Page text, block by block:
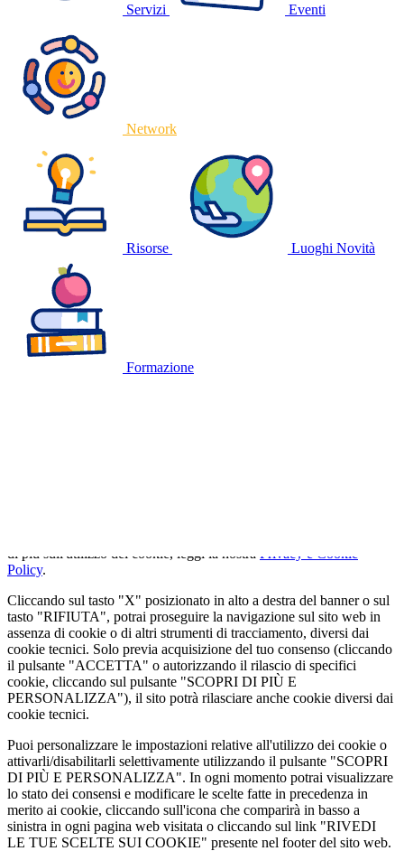
Servizi Eventi
Network
Risorse Luoghi Novità
Formazione
di più sull'utilizzo dei cookie, leggi la nostra Privacy e Cookie
Policy.
Cliccando sul tasto "X" posizionato in alto a destra del banner o sul
tasto "RIFIUTA", potrai proseguire la navigazione sul sito web in
assenza di cookie o di altri strumenti di tracciamento, diversi dai
cookie tecnici. Solo previa acquisizione del tuo consenso (cliccando
il pulsante "ACCETTA" o autorizzando il rilascio di specifici
cookie, cliccando sul pulsante "SCOPRI DI PIÙ E
PERSONALIZZA"), il sito potrà rilasciare anche cookie diversi dai
cookie tecnici.
Puoi personalizzare le impostazioni relative all'utilizzo dei cookie o
attivarli/disabilitarli selettivamente utilizzando il pulsante "SCOPRI
DI PIÙ E PERSONALIZZA". In ogni momento potrai visualizzare
lo stato dei consensi e modificare le scelte fatte in precedenza in
merito ai cookie, cliccando sull'icona che comparirà in basso a
sinistra in ogni pagina web visitata o cliccando sul link "RIVEDI
LE TUE SCELTE SUI COOKIE" presente nel footer del sito web.